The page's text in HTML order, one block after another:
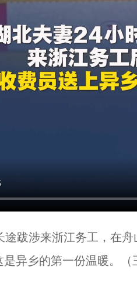
涉来浙江务工，在舟
异乡的第一份温暖。